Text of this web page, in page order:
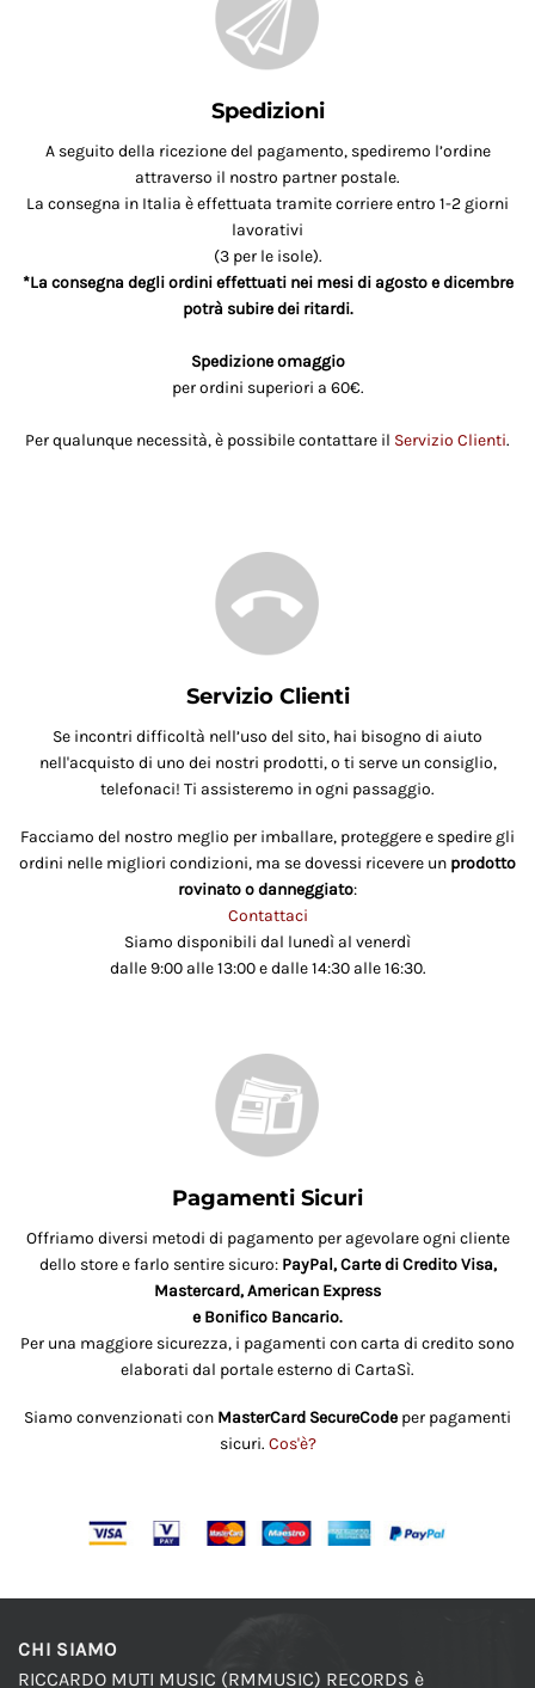
Spedizioni
A seguito della ricezione del pagamento, spediremo l’ordine
attraverso il nostro partner postale.
La consegna in Italia è effettuata tramite corriere entro 1-2 giorni
lavorativi
(3 per le isole).
*La consegna degli ordini effettuati nei mesi di agosto e dicembre
potrà subire dei ritardi.
Spedizione omaggio
per ordini superiori a 60€.
Per qualunque necessità, è possibile contattare il Servizio Clienti.
Servizio Clienti
Se incontri difficoltà nell’uso del sito, hai bisogno di aiuto
nell'acquisto di uno dei nostri prodotti, o ti serve un consiglio,
telefonaci! Ti assisteremo in ogni passaggio.
Facciamo del nostro meglio per imballare, proteggere e spedire gli
ordini nelle migliori condizioni, ma se dovessi ricevere un prodotto
rovinato o danneggiato:
Contattaci
Siamo disponibili dal lunedì al venerdì
dalle 9:00 alle 13:00 e dalle 14:30 alle 16:30.
Pagamenti Sicuri
Offriamo diversi metodi di pagamento per agevolare ogni cliente
dello store e farlo sentire sicuro: PayPal, Carte di Credito Visa,
Mastercard, American Express
e Bonifico Bancario.
Per una maggiore sicurezza, i pagamenti con carta di credito sono
elaborati dal portale esterno di CartaSì.
Siamo convenzionati con MasterCard SecureCode per pagamenti
sicuri. Cos'è?
CHI SIAMO
RICCARDO MUTI MUSIC (RMMUSIC) RECORDS è